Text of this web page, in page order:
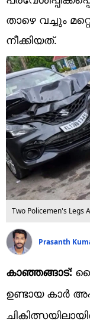
താഴെ വച്ചും
നീക്കിയത്.
Two Policemen's Legs
Prasanth
കാഞ്ഞങ്ങാട്:
ഉണ്ടായ കാർ